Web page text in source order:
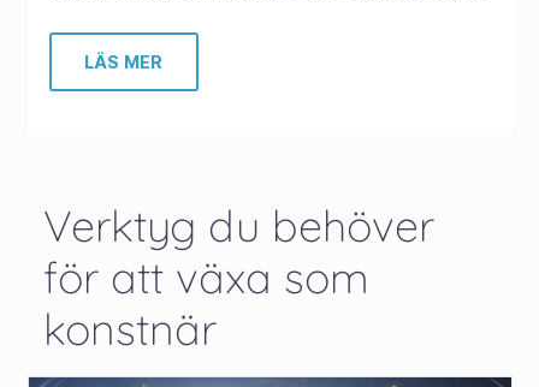
LÄS MER
Verktyg du behöver
för att växa som
konstnär